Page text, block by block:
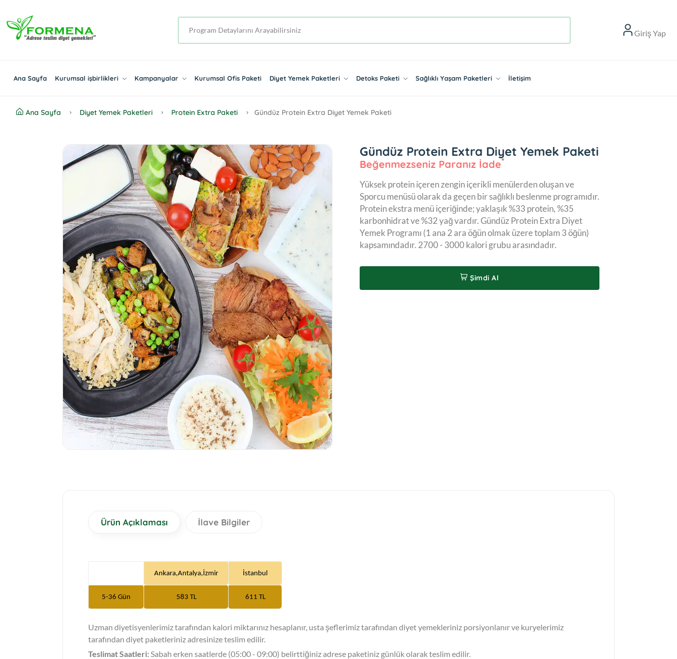
Giriş Yap
Ana Sayfa Kurumsal işbirlikleri Kampanyalar Kurumsal Ofis Paketi Diyet Yemek Paketleri Detoks Paketi Sağlıklı Yaşam Paketleri İletişim
Ana Sayfa Diyet Yemek Paketleri Protein Extra Paketi Gündüz Protein Extra Diyet Yemek Paketi
Gündüz Protein Extra Diyet Yemek Paketi
Beğenmezseniz Paranız İade
Yüksek protein içeren zengin içerikli menülerden oluşan ve
Sporcu menüsü olarak da geçen bir sağlıklı beslenme programıdır.
Protein ekstra menü içeriğinde; yaklaşık %33 protein, %35
karbonhidrat ve %32 yağ vardır. Gündüz Protein Extra Diyet
Yemek Programı (1 ana 2 ara öğün olmak üzere toplam 3 öğün)
kapsamındadır. 2700 - 3000 kalori grubu arasındadır.
Şimdi Al
Ürün Açıklaması İlave Bilgiler
Ankara,Antalya,İzmir İstanbul
5-36 Gün 583 TL 611 TL
Uzman diyetisyenlerimiz tarafından kalori miktarınız hesaplanır, usta şeflerimiz tarafından diyet yemekleriniz porsiyonlanır ve kuryelerimiz
tarafından diyet paketleriniz adresinize teslim edilir.
Teslimat Saatleri: Sabah erken saatlerde (05:00 - 09:00) belirttiğiniz adrese paketiniz günlük olarak teslim edilir.